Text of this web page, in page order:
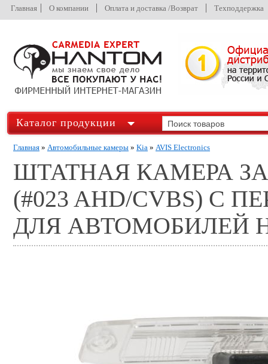
Главная О компании Оплата и доставка /Возврат Техподдержка
Каталог продукции
Главная » Автомобильные камеры » Kia » AVIS Electronics
ШТАТНАЯ КАМЕРА
(#023 AHD/CVBS) С
ДЛЯ АВТОМОБИЛЕЙ